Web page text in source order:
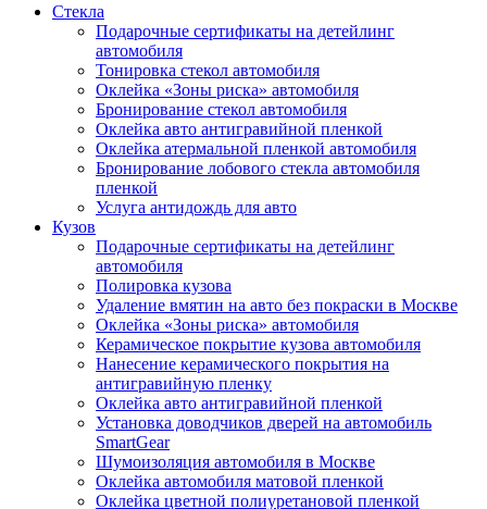
Стекла
Подарочные сертификаты на детейлинг
автомобиля
Тонировка стекол автомобиля
Оклейка «Зоны риска» автомобиля
Бронирование стекол автомобиля
Оклейка авто антигравийной пленкой
Оклейка атермальной пленкой автомобиля
Бронирование лобового стекла автомобиля
пленкой
Услуга антидождь для авто
Кузов
Подарочные сертификаты на детейлинг
автомобиля
Полировка кузова
Удаление вмятин на авто без покраски в Москве
Оклейка «Зоны риска» автомобиля
Керамическое покрытие кузова автомобиля
Нанесение керамического покрытия на
антигравийную пленку
Оклейка авто антигравийной пленкой
Установка доводчиков дверей на автомобиль
SmartGear
Шумоизоляция автомобиля в Москве
Оклейка автомобиля матовой пленкой
Оклейка цветной полиуретановой пленкой